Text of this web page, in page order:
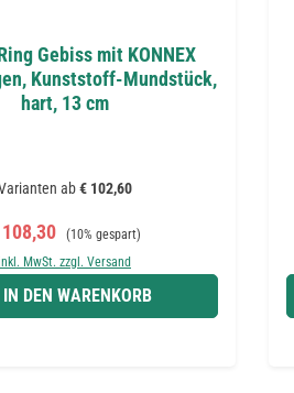
Gebiss mit KONNEX
Kunststoff-Mundstück,
hart, 13 cm
ab€ 102,60
Regulärer Preis:
(10% gespart)
MwSt. zzgl. Versand
IN DEN WARENKORB